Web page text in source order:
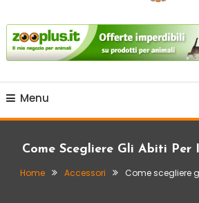
Beagle Italia
Menu
Come Scegliere Gli Abiti Per
Home Accessori Come scegliere